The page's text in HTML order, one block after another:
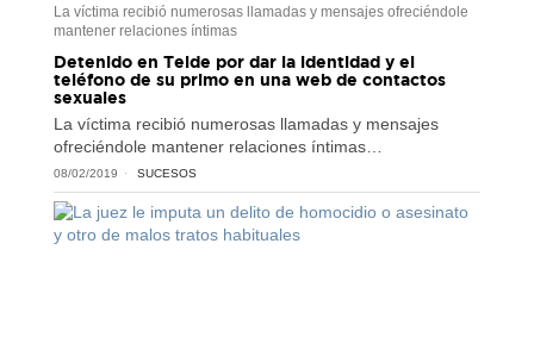
La víctima recibió numerosas llamadas y mensajes ofreciéndole
mantener relaciones íntimas
Detenido en Telde por dar la identidad y el
teléfono de su primo en una web de contactos
sexuales
La víctima recibió numerosas llamadas y mensajes
ofreciéndole mantener relaciones íntimas…
08/02/2019 SUCESOS